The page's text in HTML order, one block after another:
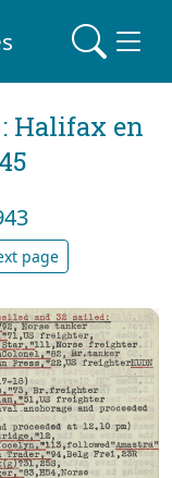
Halifax en
page